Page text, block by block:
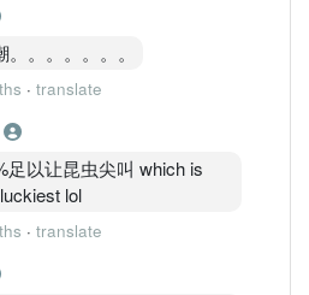
。。。。。。
· translate
足以让昆虫尖叫 which is
lol
· translate